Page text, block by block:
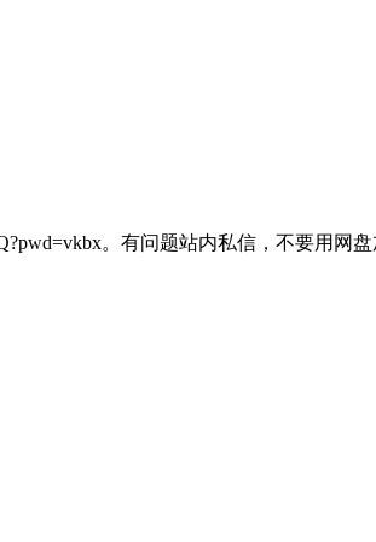
。有问题站内私信，不要用网